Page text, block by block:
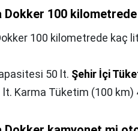
Dokker 100
100 kilometrede kaç
50 lt. Şehir İçi
lt. Karma Tüketim (100 km)